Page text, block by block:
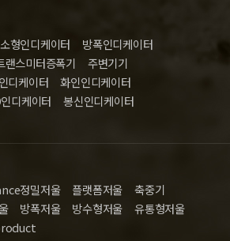
소형인디케이터
방폭인디케이터
랜스미터증폭기
주변기기
디케이터
화인인디케이터
디케이터
봉신인디케이터
정밀저울 플랫폼저울
축중기
방폭저울 방수형저울
유통형저울